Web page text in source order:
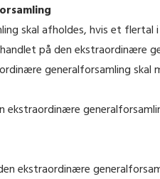
skal afholdes, hvis et
på den ekstraordinære
generalforsamling skal
ekstraordinære
ekstraordinære